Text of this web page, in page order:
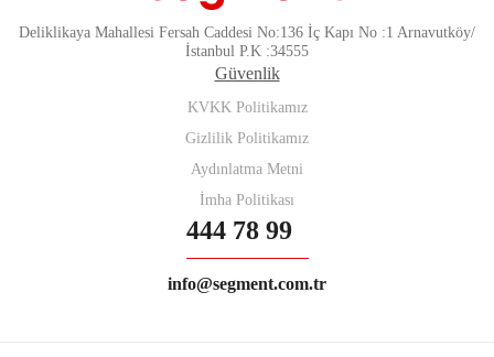
Deliklikaya Mahallesi Fersah Caddesi No:136 İç Kapı No :1 Arnavutköy/
İstanbul P.K :34555
Güvenlik
KVKK Politikamız
Gizlilik Politikamız
Aydınlatma Metni
İmha Politikası
444 78 99
info@segment.com.tr